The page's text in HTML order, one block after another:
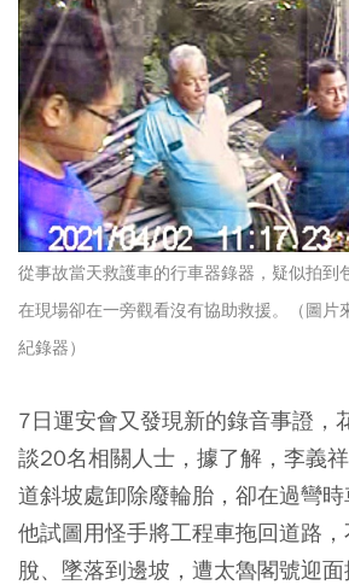
從事故當天救護車的行車器錄器，疑似拍到
在現場卻在一旁觀看沒有協助救援。（圖片
紀錄器）
7日運安會又發現新的錄音事證，
談20名相關人士，據了解，李義
道斜坡處卸除廢輪胎，卻在過彎時
他試圖用怪手將工程車拖回道路
脫、墜落到邊坡，遭太魯閣號迎面